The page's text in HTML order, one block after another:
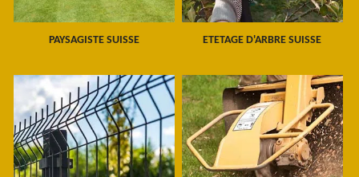
PAYSAGISTE SUISSE ETETAGE D'ARBRE SUISSE